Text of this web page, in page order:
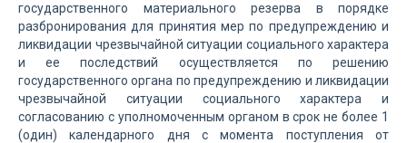
государственного материального резерва в порядке
разбронирования для принятия мер по предупреждению и
ликвидации чрезвычайной ситуации социального характера
и ее последствий осуществляется по решению
государственного органа по предупреждению и ликвидации
чрезвычайной ситуации социального характера и
согласованию с уполномоченным органом в срок не более 1
(один) календарного дня с момента поступления от